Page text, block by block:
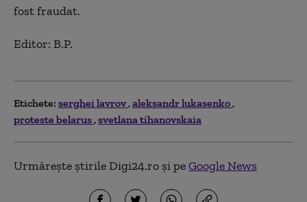
fost fraudat.
Editor: B.P.
Etichete: serghei lavrov aleksandr lukasenko
proteste belarus svetlana tihanovskaia
Urmărește știrile Digi24.ro și peGoogle News